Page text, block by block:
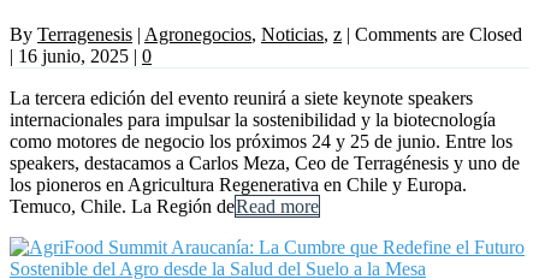
By Terragenesis | Agronegocios, Noticias, z | Comments are Closed
| 16 junio, 2025 | 0
La tercera edición del evento reunirá a siete keynote speakers
internacionales para impulsar la sostenibilidad y la biotecnología
como motores de negocio los próximos 24 y 25 de junio. Entre los
speakers, destacamos a Carlos Meza, Ceo de Terragénesis y uno de
los pioneros en Agricultura Regenerativa en Chile y Europa.
Temuco, Chile. La Región deRead more